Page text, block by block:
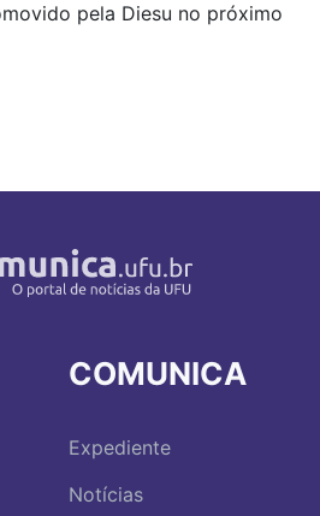
pela Diesu no próximo
COMUNICA
Expediente
Notícias